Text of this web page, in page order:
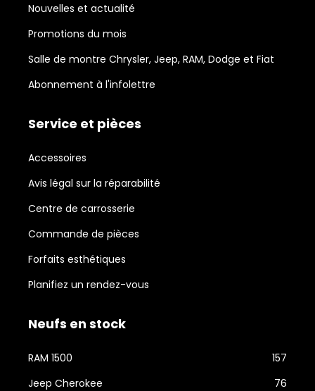
Nouvelles et actualité
Promotions du mois
Salle de montre Chrysler, Jeep, RAM, Dodge et Fiat
Abonnement à l'infolettre
Service et pièces
Accessoires
Avis légal sur la réparabilité
Centre de carrosserie
Commande de pièces
Forfaits esthétiques
Planifiez un rendez-vous
Neufs en stock
RAM 1500
157
Jeep Cherokee
76